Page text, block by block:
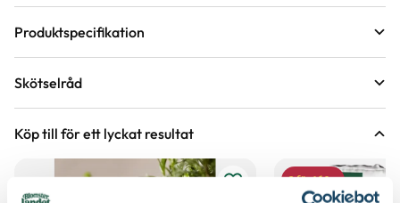
Produktspecifikation
Krukstorlek
Hur vi mäter leveranshöjd på växter
Skötselråd
Läge Sol
Övervintring Ljust, 6-12° C. Vattna 1 ggr/mån
Köp till för ett lyckat resultat
2 för 160:-